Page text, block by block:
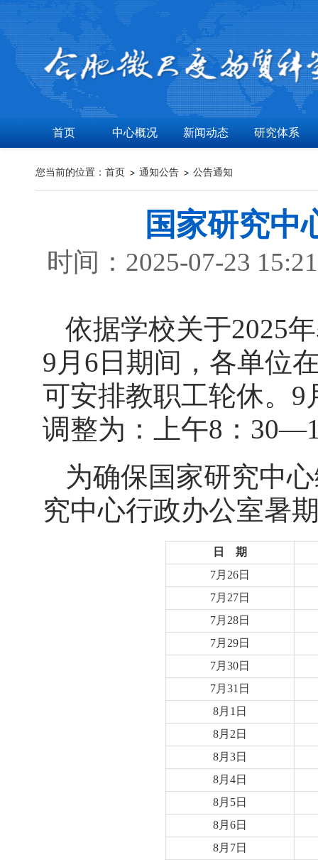
首页 中心概况 新闻动态 研究体系
您当前的位置： 首页 通知公告 公告通知
国家研究中
时间：2025-07-23
依据学校关于2025
9月6日期间，各单位
可安排教职工轮休。 9
调整为：上午8：
为确保国家研究中
究中心行政办公室暑
日 期
7月26日
7月27日
7月28日
7月29日
7月30日
7月31日
8月1日
8月2日
8月3日
8月4日
8月5日
8月6日
8月7日